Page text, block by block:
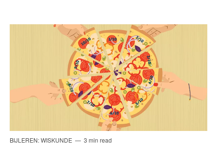
BIJLEREN: WISKUNDE 3 min read